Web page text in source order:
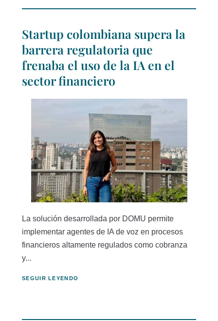
Startup colombiana supera la
barrera regulatoria que
frenaba el uso de la IA en el
sector financiero
La solución desarrollada por DOMU permite
implementar agentes de IA de voz en procesos
financieros altamente regulados como cobranza
y...
SEGUIR LEYENDO